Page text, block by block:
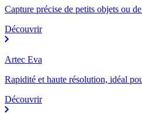
Capture précise de petits objets ou
Découvrir
Artec Eva
Rapidité et haute résolution, idéal
Découvrir